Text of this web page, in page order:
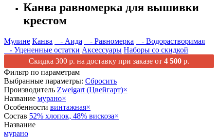
Канва равномерка для вышивки
крестом
Мулине Канва - Аида - Равномерка
- Водорастворимая
- Уцененные остатки Аксессуары Наборы со скидкой
Скидка 300 р. на доставку при заказе от 4 500 р.
Фильтр по параметрам
Выбранные параметры: Сбросить
Производитель Zweigart (Цвейгарт)×
Название мурано×
Особенности винтажная×
Состав 52% хлопок, 48% вискоза×
Название
мурано